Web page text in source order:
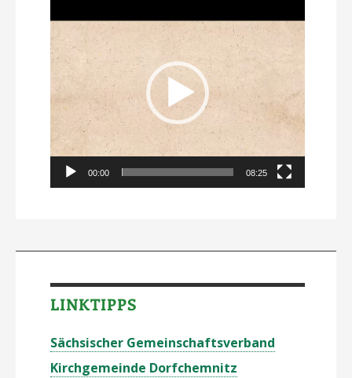
Player
00:00 08:25
LINKTIPPS
Sächsischer Gemeinschaftsverband
Kirchgemeinde Dorfchemnitz